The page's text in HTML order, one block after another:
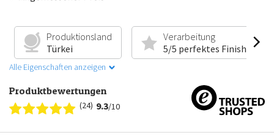
Produktionsland
Türkei
Verarbeitung
5/5 perfektes Finish
Alle Eigenschaften anzeigen
Produktbewertungen
(24) 9.3/10